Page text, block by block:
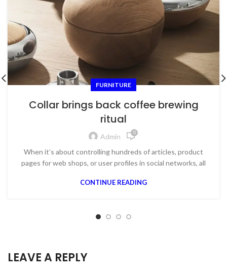
FURNITURE
Collar brings back coffee brewing
ritual
Admin 0
When it’s about controlling hundreds of articles, product
pages for web shops, or user profiles in social networks, all
CONTINUE READING
LEAVE A REPLY